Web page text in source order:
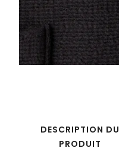
DESCRIPTION DU
PRODUIT